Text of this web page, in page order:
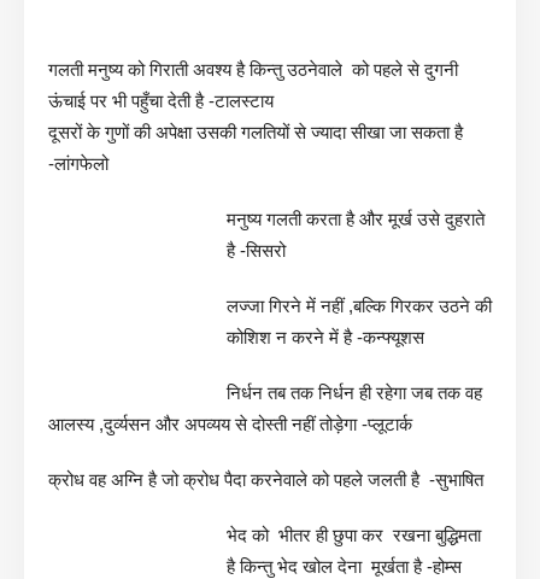
गलती मनुष्य को गिराती अवश्य है किन्तु उठनेवाले को पहले से दुगनी
ऊंचाई पर भी पहुँचा देती है -टालस्टाय
दूसरों के गुणों की अपेक्षा उसकी गलतियों से ज्यादा सीखा जा सकता है
-लांगफेलो
मनुष्य गलती करता है और मूर्ख उसे दुहराते
है -सिसरो
लज्जा गिरने में नहीं ,बल्कि गिरकर उठने की
कोशिश न करने में है -कन्फ्यूशस
निर्धन तब तक निर्धन ही रहेगा जब तक वह
आलस्य ,दुर्व्यसन और अपव्यय से दोस्ती नहीं तोड़ेगा -प्लूटार्क
क्रोध वह अग्नि है जो क्रोध पैदा करनेवाले को पहले जलती है -सुभाषित
भेद को भीतर ही छुपा कर रखना बुद्धिमता
है किन्तु भेद खोल देना मूर्खता है -होम्स